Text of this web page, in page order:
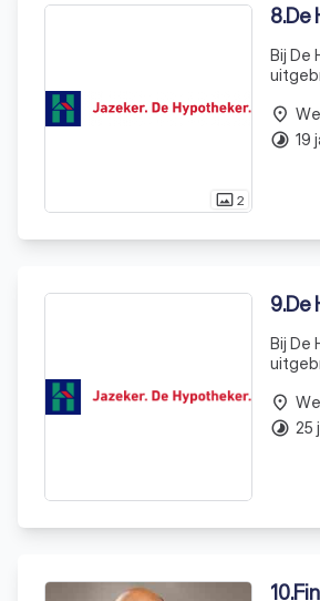
photo_size_select_actual2
8.De
Bij De
bied
place
timelapse 19
9.De
Bij De
place
timelapse 25
10.